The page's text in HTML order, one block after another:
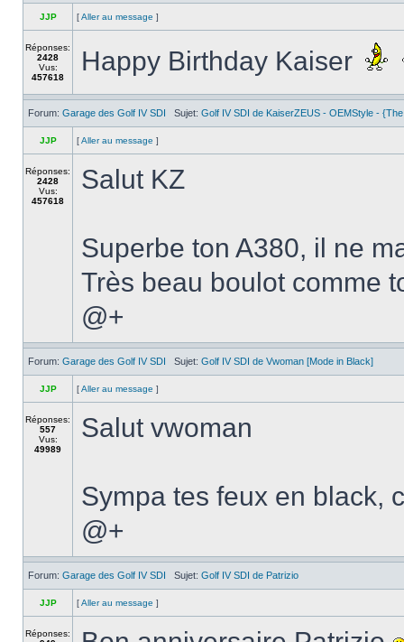
JJP [Aller au message ]
Réponses:
2428
Vus:
457618
Happy Birthday Kaiser
Forum: Garage des Golf IV SDI Sujet: Golf IV SDI de KaiserZEUS - OEMStyle -
JJP [Aller au message ]
Réponses:
2428
Vus:
457618
Salut KZ
Superbe ton A380, il ne
Très beau boulot comme
@+
Forum: Garage des Golf IV SDI Sujet: Golf IV SDI de Vwoman [Mode in Black]
JJP [Aller au message ]
Réponses:
557
Vus:
49989
Salut vwoman
Sympa tes feux en black,
@+
Forum: Garage des Golf IV SDI Sujet: Golf IV SDI de Patrizio
JJP [Aller au message ]
Réponses: